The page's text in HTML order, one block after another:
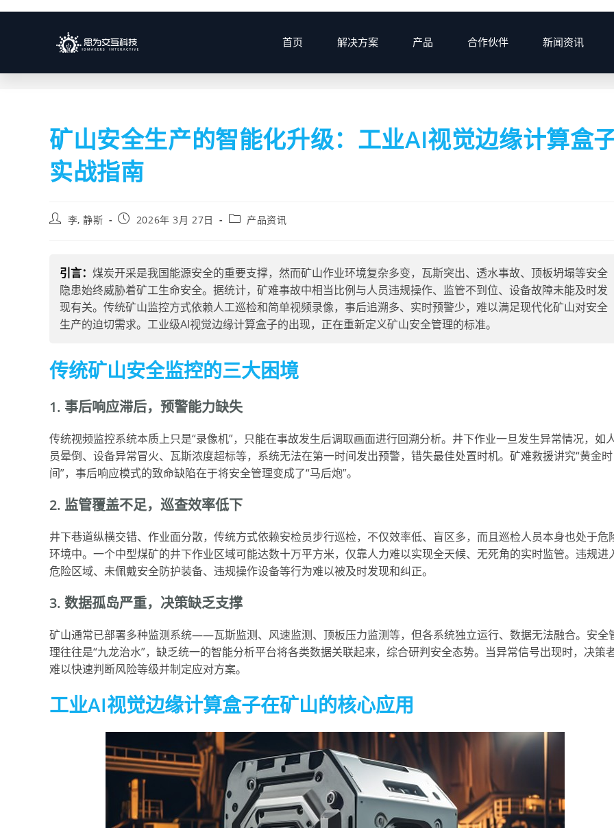
首页 解决方案 产品 合作伙伴 新闻资讯
博客 > 2026 > 27 > 产品资讯
矿山安全生产的智能化升级：工业AI视觉边缘计算盒
实战指南
李, 静斯 2026年 3月 27日 产品资讯
引言： 煤炭开采是我国能源安全的重要支撑，然而矿山作业环境复杂多变，瓦斯突出、透水事故、顶板坍塌等安全
隐患始终威胁着矿工生命安全。据统计，矿难事故中相当比例与人员违规操作、监管不到位、设备故障未能及时发
现有关。传统矿山监控方式依赖人工巡检和简单视频录像，事后追溯多、实时预警少，难以满足现代化矿山对安全
生产的迫切需求。工业级AI视觉边缘计算盒子的出现，正在重新定义矿山安全管理的标准。
传统矿山安全监控的三大困境
1. 事后响应滞后，预警能力缺失
传统视频监控系统本质上只是“录像机”，只能在事故发生后调取画面进行回溯分析。井下作业一旦发生异常情况，如
员晕倒、设备异常冒火、瓦斯浓度超标等，系统无法在第一时间发出预警，错失最佳处置时机。矿难救援讲究“黄金时
间”，事后响应模式的致命缺陷在于将安全管理变成了“马后炮”。
2. 监管覆盖不足，巡查效率低下
井下巷道纵横交错、作业面分散，传统方式依赖安检员步行巡检，不仅效率低、盲区多，而且巡检人员本身也处于危
环境中。一个中型煤矿的井下作业区域可能达数十万平方米，仅靠人力难以实现全天候、无死角的实时监管。违规进
危险区域、未佩戴安全防护装备、违规操作设备等行为难以被及时发现和纠正。
3. 数据孤岛严重，决策缺乏支撑
矿山通常已部署多种监测系统——瓦斯监测、风速监测、顶板压力监测等，但各系统独立运行、数据无法融合。安全
理往往是“九龙治水”，缺乏统一的智能分析平台将各类数据关联起来，综合研判安全态势。当异常信号出现时，决策
难以快速判断风险等级并制定应对方案。
工业AI视觉边缘计算盒子在矿山的核心应用